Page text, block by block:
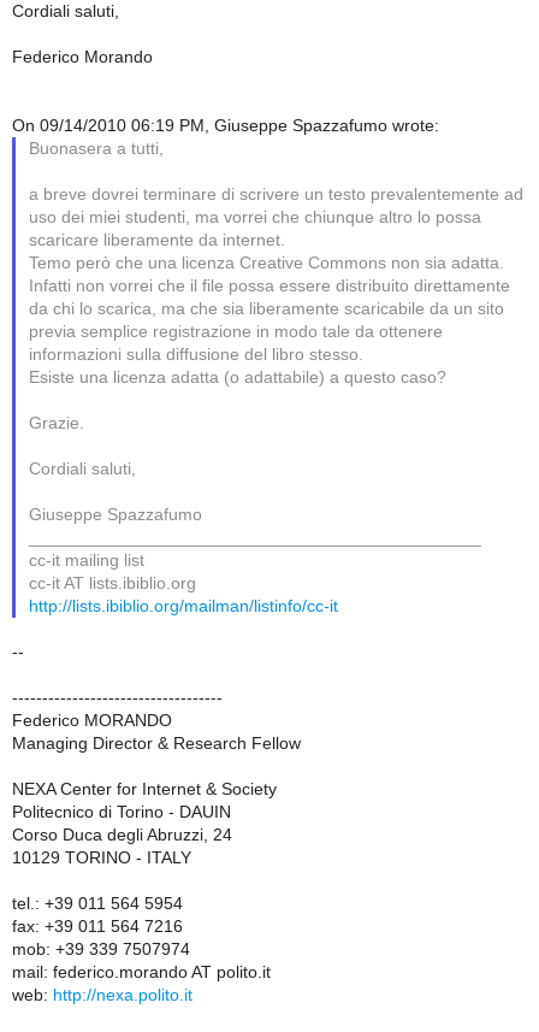
Cordiali saluti,
Federico Morando
On 09/14/2010 06:19 PM, Giuseppe Spazzafumo wrote:
Buonasera a tutti,
a breve dovrei terminare di scrivere un testo prevalentemente ad
uso dei miei studenti, ma vorrei che chiunque altro lo possa
scaricare liberamente da internet.
Temo però che una licenza Creative Commons non sia adatta.
Infatti non vorrei che il file possa essere distribuito direttamente
da chi lo scarica, ma che sia liberamente scaricabile da un sito
previa semplice registrazione in modo tale da ottenere
informazioni sulla diffusione del libro stesso.
Esiste una licenza adatta (o adattabile) a questo caso?
Grazie.
Cordiali saluti,
Giuseppe Spazzafumo
cc-it mailing list
cc-it AT lists.ibiblio.org
http://lists.ibiblio.org/mailman/listinfo/cc-it
--
-----------------------------------
Federico MORANDO
Managing Director & Research Fellow
NEXA Center for Internet & Society
Politecnico di Torino - DAUIN
Corso Duca degli Abruzzi, 24
10129 TORINO - ITALY
tel.: +39 011 564 5954
fax: +39 011 564 7216
mob: +39 339 7507974
mail: federico.morando AT polito.it
web: http://nexa.polito.it